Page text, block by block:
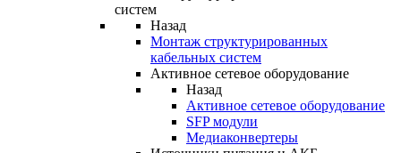
систем
Назад
Монтаж структурированных
кабельных систем
Активное сетевое оборудование
Назад
Активное сетевое оборудование
SFP модули
Медиаконвертеры